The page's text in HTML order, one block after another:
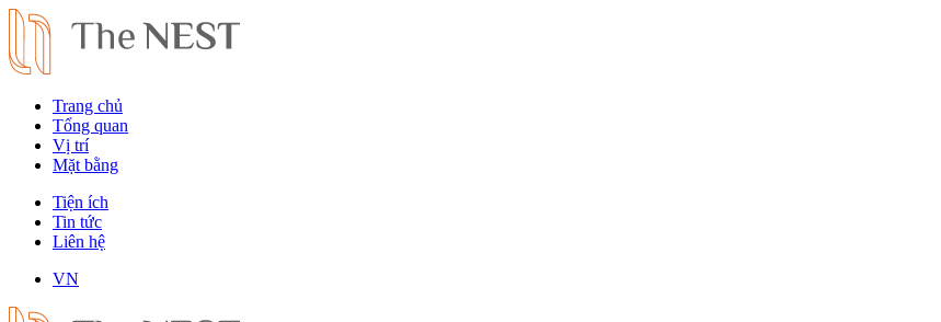
Trang chủ
Tổng quan
Vị trí
Mặt bằng
Tiện ích
Tin tức
Liên hệ
VN